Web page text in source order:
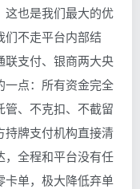
这也是我们最大的优
们不走平台内部结
联支付、银商两大央
一点：所有资金完全
管、不克扣、不截留
持牌支付机构直接清
，全程和平台没有任
卡单，极大降低弃单